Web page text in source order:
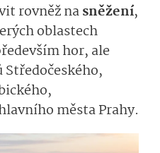
rovněž nasněžení,
oblastech
hor, ale
města Prahy.